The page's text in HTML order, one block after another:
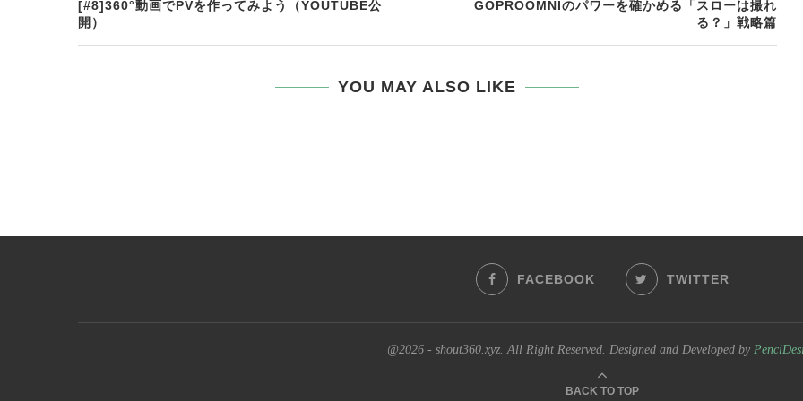
[#8]360°動画でPVを作ってみよう（YOUTUBE公
開）
GOPROOMNIのパワーを確かめる「スローは撮れ
る？」戦略篇
YOU MAY ALSO LIKE
FACEBOOK TWITTER
@2026 - shout360.xyz. All Right Reserved. Designed and Developed by
BACK TO TOP